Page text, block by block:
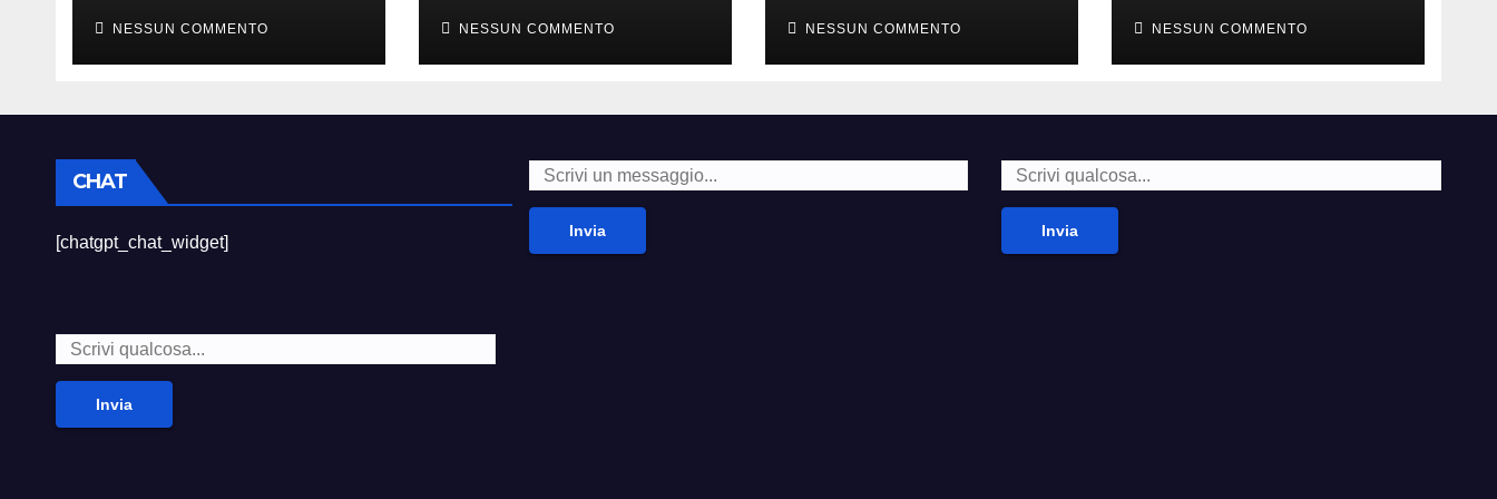
sempre divertito”
NESSUN COMMENTO
diedi alla moda’
NESSUN COMMENTO
second hand
NESSUN COMMENTO
della carne
NESSUN COMMENTO
CHAT
[chatgpt_chat_widget]
Invia Invia
Invia